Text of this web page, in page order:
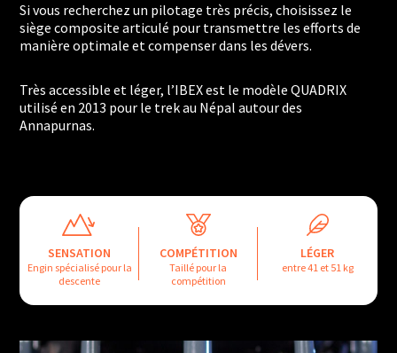
Si vous recherchez un pilotage très précis, choisissez le
siège composite articulé pour transmettre les efforts de
manière optimale et compenser dans les dévers.
Très accessible et léger, l’IBEX est le modèle QUADRIX
utilisé en 2013 pour le trek au Népal autour des
Annapurnas.
SENSATION
Engin spécialisé pour la
descente
COMPÉTITION
Taillé pour la
compétition
LÉGER
entre 41 et 51 kg